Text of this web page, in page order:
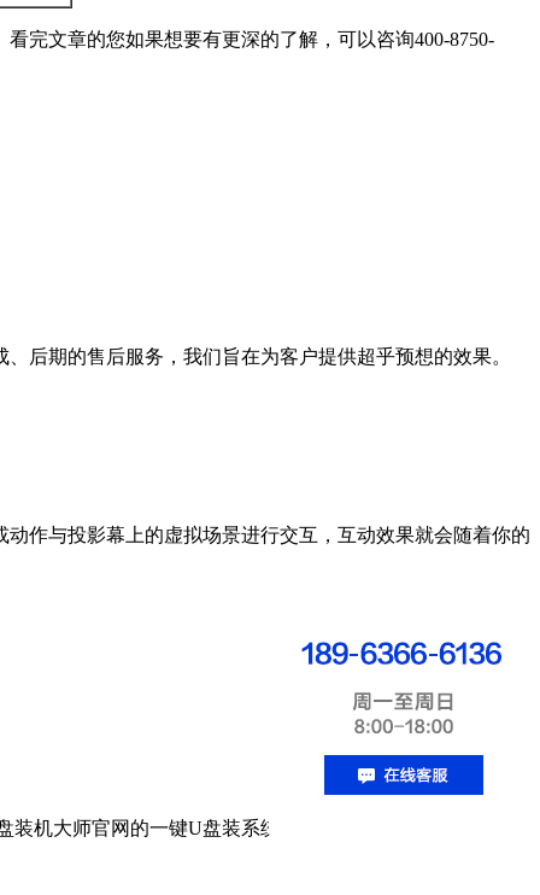
完文章的您如果想要有更深的了解，可以咨询400-8750-
后期的售后服务，我们旨在为客户提供超乎预想的效果。
作与投影幕上的虚拟场景进行交互，互动效果就会随着你的
机大师官网的一键U盘装系统教程重装系统 。